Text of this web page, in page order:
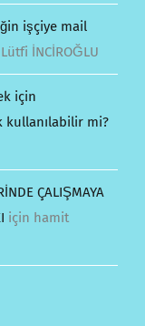
işçiye mail
Lütfi İNCİROĞLU
için
kullanılabilir mi?
ÇALIŞMAYA
için hamit